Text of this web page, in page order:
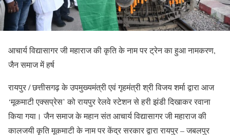
आचार्य विद्यासागर जी महाराज की कृति के नाम पर ट्रेन का हुआ नामकरण,
जैन समाज में हर्ष
रायपुर / छत्तीसगढ़ के उपमुख्यमंत्री एवं गृहमंत्री श्री विजय शर्मा द्वारा आज
‘मूकमाटी एक्सप्रेस’ को रायपुर रेलवे स्टेशन से हरी झंडी दिखाकर रवाना
किया गया। जैन समाज के महान संत आचार्य विद्यासागर जी महाराज की
कालजयी कृति मूकमाटी के नाम पर केंद्र सरकार द्वारा रायपुर – जबलपुर